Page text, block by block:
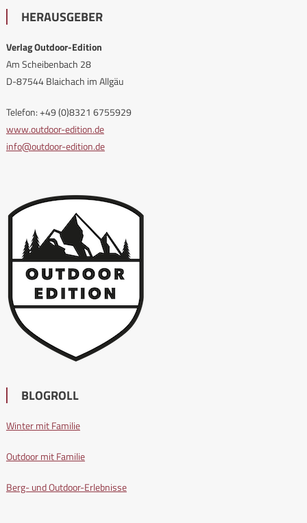
HERAUSGEBER
Verlag Outdoor-Edition
Am Scheibenbach 28
D-87544 Blaichach im Allgäu
Telefon: +49 (0)8321 6755929
www.outdoor-edition.de
info@outdoor-edition.de
BLOGROLL
Winter mit Familie
Outdoor mit Familie
Berg- und Outdoor-Erlebnisse